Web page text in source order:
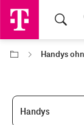
Handys
Handys